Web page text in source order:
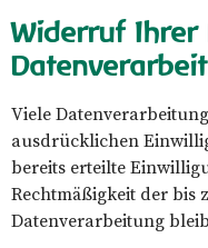
Widerruf Ihrer
Viele
ausdrücklichen
bereits erteilte
Rechtmäßigkeit der
Datenverarbeitung